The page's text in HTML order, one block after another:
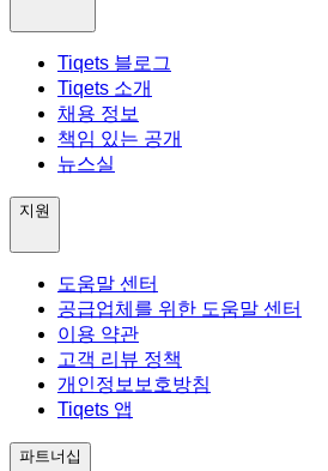
Tiqets 블로그
Tiqets 소개
채용 정보
책임 있는 공개
뉴스실
지원
도움말 센터
공급업체를 위한 도움말 센터
이용 약관
고객 리뷰 정책
개인정보보호방침
Tiqets 앱
파트너십